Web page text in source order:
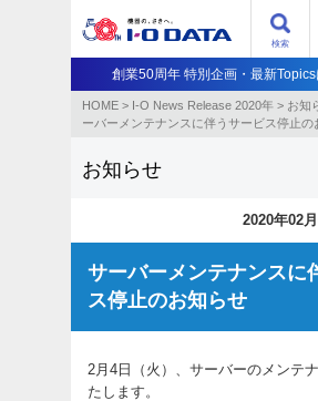
検索
創業50周年 特別企画・最新Topics
HOME > I-O News Release 2020年 > お知
ーバーメンテナンスに伴うサービス停止の
お知らせ
2020年02
サーバーメンテナンスに
ス停止のお知らせ
2月4日（火）、サーバーのメンテ
たします。